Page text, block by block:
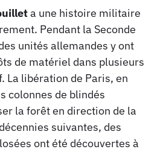
a une histoire militaire
Pendant la Seconde
unités allemandes y ont
de matériel dans plusieurs
La libération de Paris, en
colonnes de blindés
la forêt en direction de la
suivantes, des
ont été découvertes à